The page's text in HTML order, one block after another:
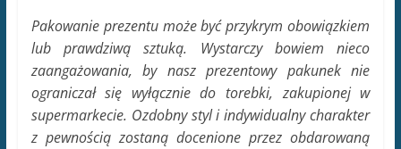
Pakowanie prezentu może być przykrym obowiązkiem
lub prawdziwą sztuką. Wystarczy bowiem nieco
zaangażowania, by nasz prezentowy pakunek nie
ograniczał się wyłącznie do torebki, zakupionej w
supermarkecie. Ozdobny styl i indywidualny charakter
z pewnością zostaną docenione przez obdarowaną